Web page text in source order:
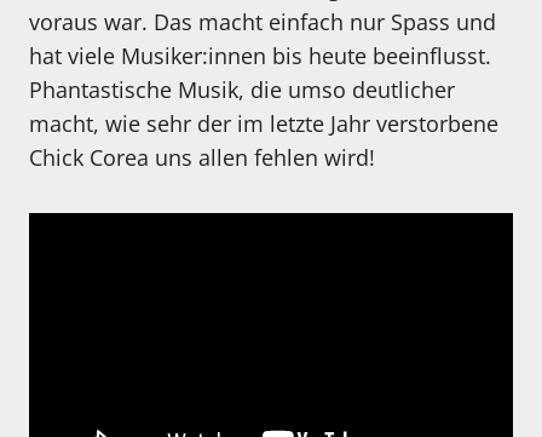
voraus war. Das macht einfach nur Spass und
hat viele Musiker:innen bis heute beeinflusst.
Phantastische Musik, die umso deutlicher
macht, wie sehr der im letzte Jahr verstorbene
Chick Corea uns allen fehlen wird!